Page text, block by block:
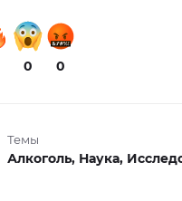
0 0
Темы
Алкоголь, Наука,